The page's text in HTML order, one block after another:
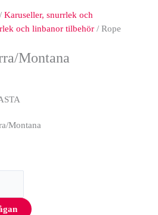
/ Karuseller, snurrlek och
och linbanor tilbehör / Rope
Montana
Montana